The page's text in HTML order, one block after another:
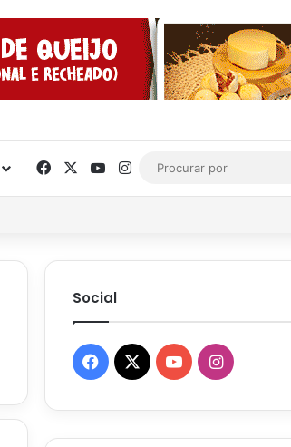
FacebookYouTube
Instagram
Social
Facebook
X YouTubeInstagram